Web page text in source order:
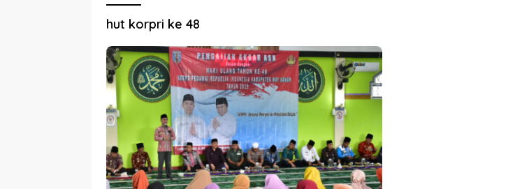
hut korpri ke 48